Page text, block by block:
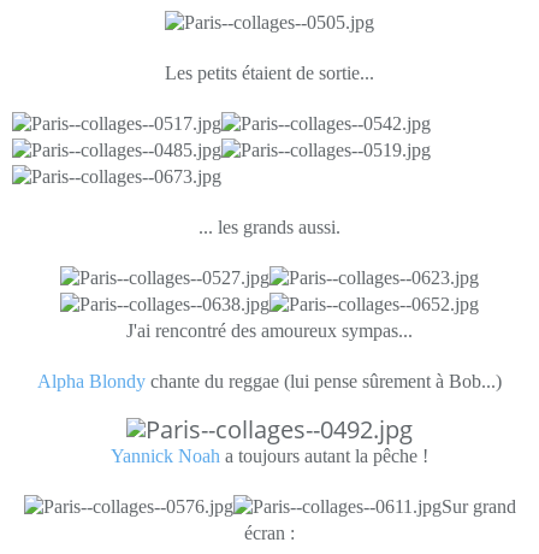
Les petits étaient de sortie...
... les grands aussi.
J'ai rencontré des amoureux sympas...
Alpha Blondy chante du reggae (lui pense sûrement à Bob...)
Yannick Noah a toujours autant la pêche !
Sur grand
écran :